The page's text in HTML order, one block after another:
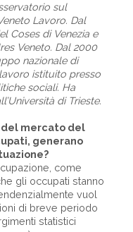
sul
Lavoro. Dal
Coses di Venezia e
Veneto. Dal 2000
nazionale di
istituito presso
sociali. Ha
di Trieste.
del mercato del
generano
come
gli occupati stanno
vuol
di breve periodo
statistici